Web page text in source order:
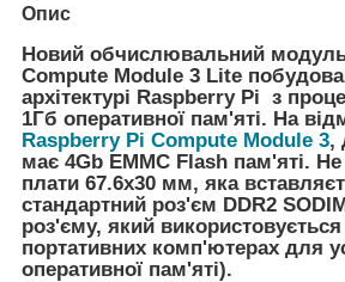
Опис
Новий обчислювальний
Compute Module 3 Lite
архітектурі Raspberry Pi з
1Гб оперативної пам'яті. На
Raspberry Pi Compute Module 3,
має 4Gb EMMC Flash пам'яті.
плати 67.6x30 мм, яка
стандартний роз'єм DDR2
роз'єму, який
портативних комп'ютерах для
оперативної пам'яті).